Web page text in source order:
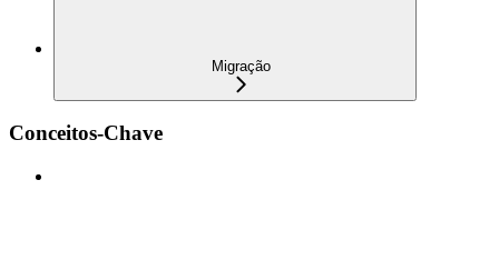
Migração
Conceitos-Chave